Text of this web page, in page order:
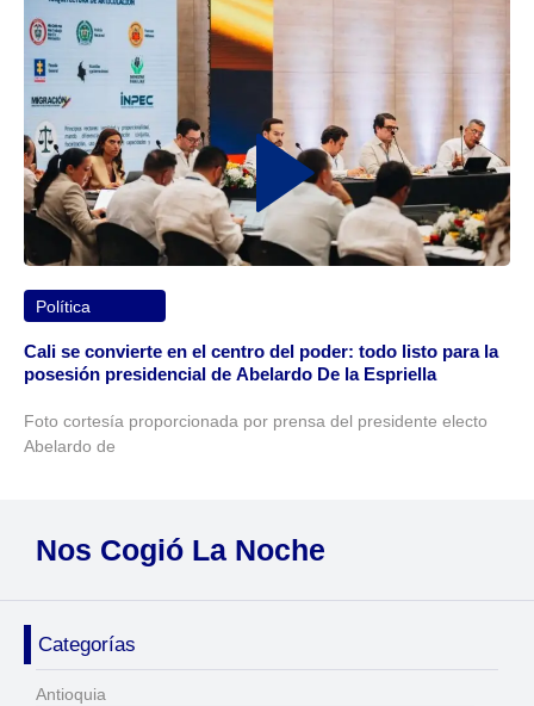
Política
Cali se convierte en el centro del poder: todo listo para la
posesión presidencial de Abelardo De la Espriella
Foto cortesía proporcionada por prensa del presidente electo
Abelardo de
Nos Cogió La Noche
Categorías
Antioquia